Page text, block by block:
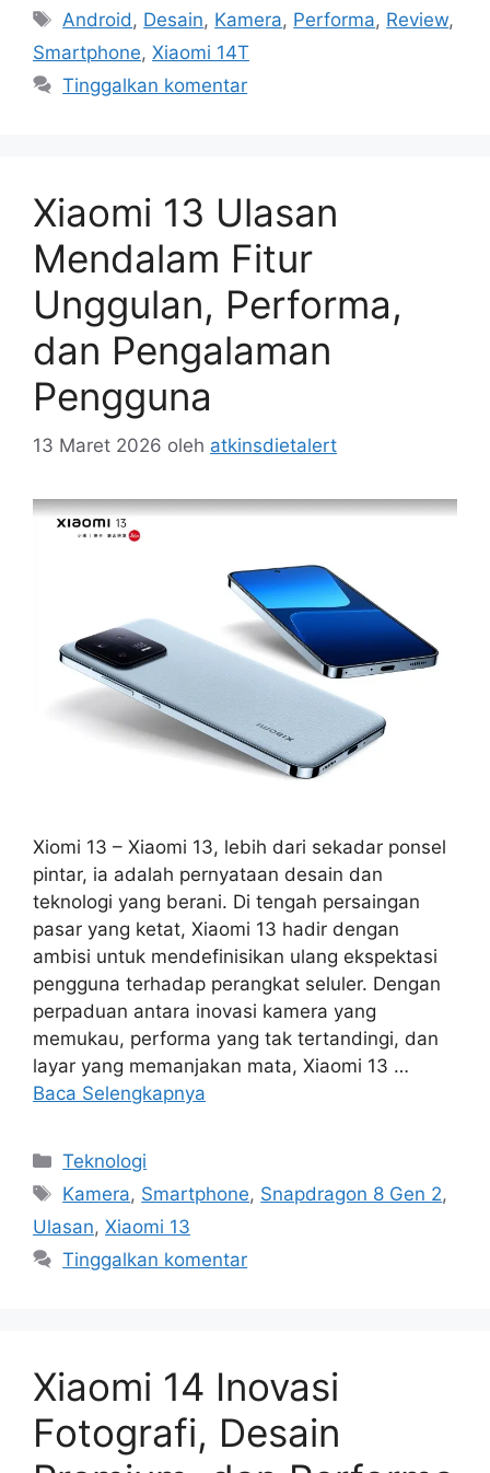
Tag
Android, Desain, Kamera, Performa, Review,
Smartphone, Xiaomi 14T
Tinggalkan komentar
Xiaomi 13 Ulasan
Mendalam Fitur
Unggulan, Performa,
dan Pengalaman
Pengguna
13 Maret 2026 oleh atkinsdietalert
Xiomi 13 – Xiaomi 13, lebih dari sekadar ponsel
pintar, ia adalah pernyataan desain dan
teknologi yang berani. Di tengah persaingan
pasar yang ketat, Xiaomi 13 hadir dengan
ambisi untuk mendefinisikan ulang ekspektasi
pengguna terhadap perangkat seluler. Dengan
perpaduan antara inovasi kamera yang
memukau, performa yang tak tertandingi, dan
layar yang memanjakan mata, Xiaomi 13 …
Baca Selengkapnya
Kategori
Teknologi
Tag
Kamera, Smartphone, Snapdragon 8 Gen 2,
Ulasan, Xiaomi 13
Tinggalkan komentar
Xiaomi 14 Inovasi
Fotografi, Desain